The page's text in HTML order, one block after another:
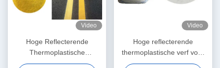
Video
Hoge Reflecterende
Thermoplastische
Wegenverf met Snelle
Video
Hoge reflecterende
thermoplastische verf voor
duurzame en